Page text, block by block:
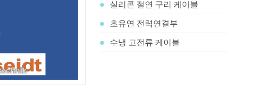
실리콘 절연 구리 케이블
초유연 전력연결부
수냉 고전류 케이블